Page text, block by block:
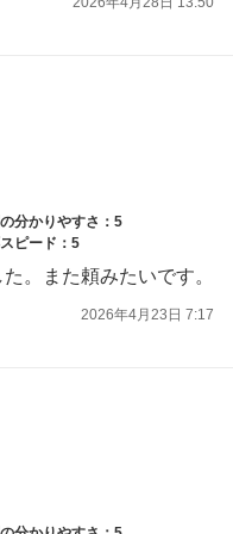
分かりやすさ：5
ピード：5
。また頼みたいです。
2026年4月23日 7:17